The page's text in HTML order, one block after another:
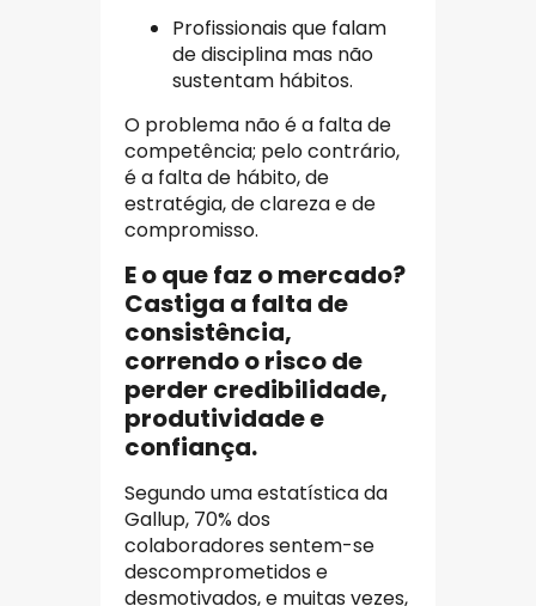
Profissionais que falam
de disciplina mas não
sustentam hábitos.
O problema não é a falta de
competência; pelo contrário,
é a falta de hábito, de
estratégia, de clareza e de
compromisso.
E o que faz o mercado?
Castiga a falta de
consistência,
correndo o risco de
perder credibilidade,
produtividade e
confiança.
Segundo uma estatística da
Gallup, 70% dos
colaboradores sentem-se
descomprometidos e
desmotivados, e muitas vezes,